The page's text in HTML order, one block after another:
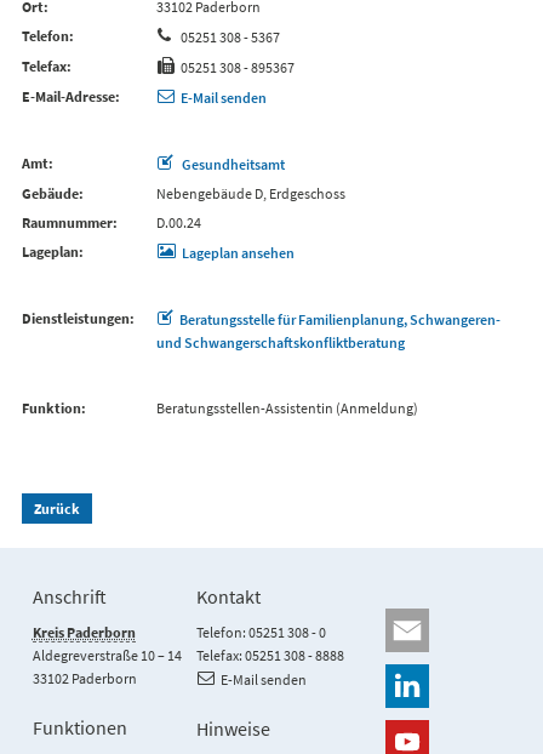
Ort
33102 Paderborn
Telefon
05251 308 - 5367
Telefax
05251 308 - 895367
E-Mail-Adresse
E-Mail senden
Amt
Gesundheitsamt
Gebäude
Nebengebäude D, Erdgeschoss
Raumnummer
D.00.24
Lageplan
Lageplan ansehen
Dienstleistungen
Beratungsstelle für Familienplanung, Schwangeren-
und Schwangerschaftskonfliktberatung
Funktion Beratungsstellen-Assistentin (Anmeldung)
Zurück
Anschrift
Kreis Paderborn
Aldegreverstraße 10 – 14
33102 Paderborn
Kontakt
Telefon: 05251 308 - 0
Telefax: 05251 308 - 8888
E-Mail senden
Funktionen Hinweise